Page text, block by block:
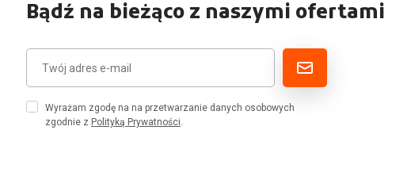
Bądź na bieżąco z naszymi ofertami
Wyrażam zgodę na na przetwarzanie danych osobowych
zgodnie z Polityką Prywatności.